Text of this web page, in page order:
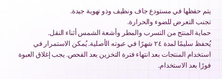
يتم حفظها في مستودع جاف ونظيف وذو تهوية جيدة.
تجنب التعرض للضوء والحرارة.
حماية المنتج من التسرب والمطر وأشعة الشمس أثناء النقل.
يُحفظ سليمًا لمدة ٢٤ شهرًا في عبوته الأصلية. يُمكن الاستمرار في
استخدام المنتجات بعد انتهاء فترة التخزين بعد الفحص. يجب إغلاق العبوة
فورًا بعد الاستخدام.